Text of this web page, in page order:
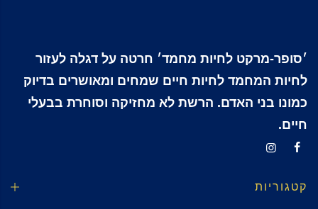
׳סופר-מרקט לחיות מחמד׳ חרטה על דגלה לעזור
לחיות המחמד לחיות חיים שמחים ומאושרים בדיוק
כמונו בני האדם. הרשת לא מחזיקה וסוחרת בבעלי
חיים.
קטגוריות